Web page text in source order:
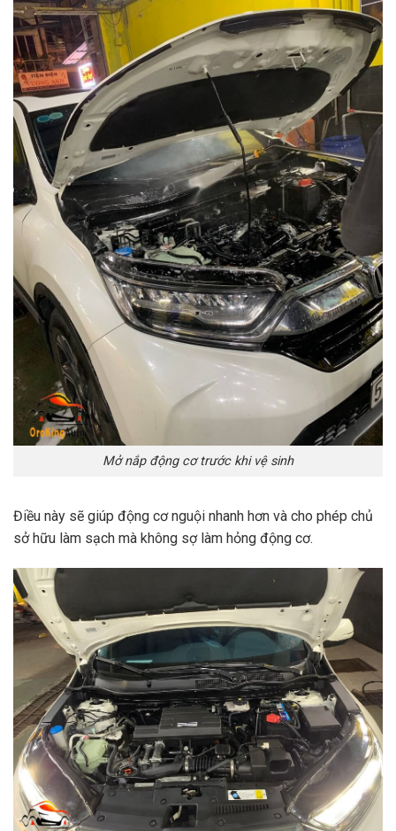
Mở nắp động cơ trước khi vệ sinh
Điều này sẽ giúp động cơ nguội nhanh hơn và cho phép chủ
sở hữu làm sạch mà không sợ làm hỏng động cơ.